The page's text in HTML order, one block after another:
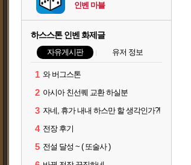
인벤 마블
하스스톤 인벤 화제글
자유게시판 유저 정보
1 와 버그스톤
2 아시아 친선퀘 교환 하실분
3 자네, 휴가 내내 하스만 할 생각인가?!
4 전장 후기
5 전설 달성 ~ ( 또술사 )